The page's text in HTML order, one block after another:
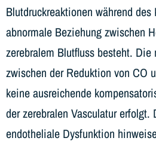
Blutdruckreaktionen während
abnormale Beziehung zwischen
zerebralem Blutfluss besteht. Die
zwischen der Reduktion von CO
keine ausreichende
der zerebralen Vasculatur
endotheliale Dysfunktion